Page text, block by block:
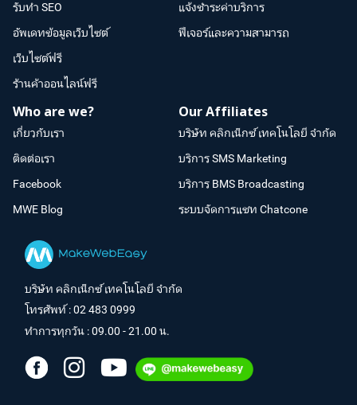
รับทำ SEO
อัพเดทข้อมูลเว็บไซต์
เว็บไซต์ฟรี
ร้านค้าออนไลน์ฟรี
แจ้งชำระค่าบริการ
ฟีเจอร์และความสามารถ
Who are we?
เกี่ยวกับเรา
ติดต่อเรา
Facebook
MWE Blog
Our Affiliates
บริษัท คลิกเน็กซ์ เทคโนโลยี จำกัด
บริการ SMS Marketing
บริการ BMS Broadcasting
ระบบจัดการแชท Chatcone
บริษัท คลิกเน็กซ์ เทคโนโลยี จำกัด
โทรศัพท์ :02 483 0999
ทำการทุกวัน : 09.00 - 21.00 น.